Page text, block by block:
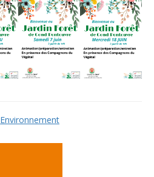
Environnement